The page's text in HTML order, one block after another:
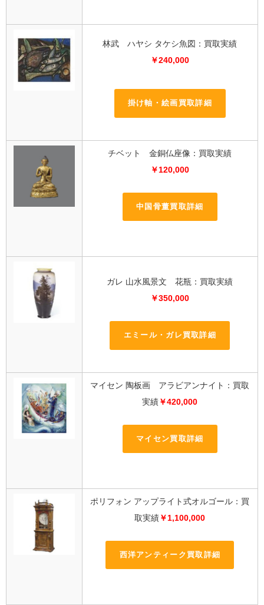
林武 ハヤシ タケシ魚図：買取実績
￥240,000
掛け軸・絵画買取詳細
チベット 金銅仏座像：買取実績
￥120,000
中国骨董買取詳細
ガレ 山水風景文 花瓶：買取実績
￥350,000
エミール・ガレ買取詳細
マイセン 陶板画 アラビアンナイト：買取
実績 ￥420,000
マイセン買取詳細
ポリフォン アップライト式オルゴール：買
取実績 ￥1,100,000
西洋アンティーク買取詳細